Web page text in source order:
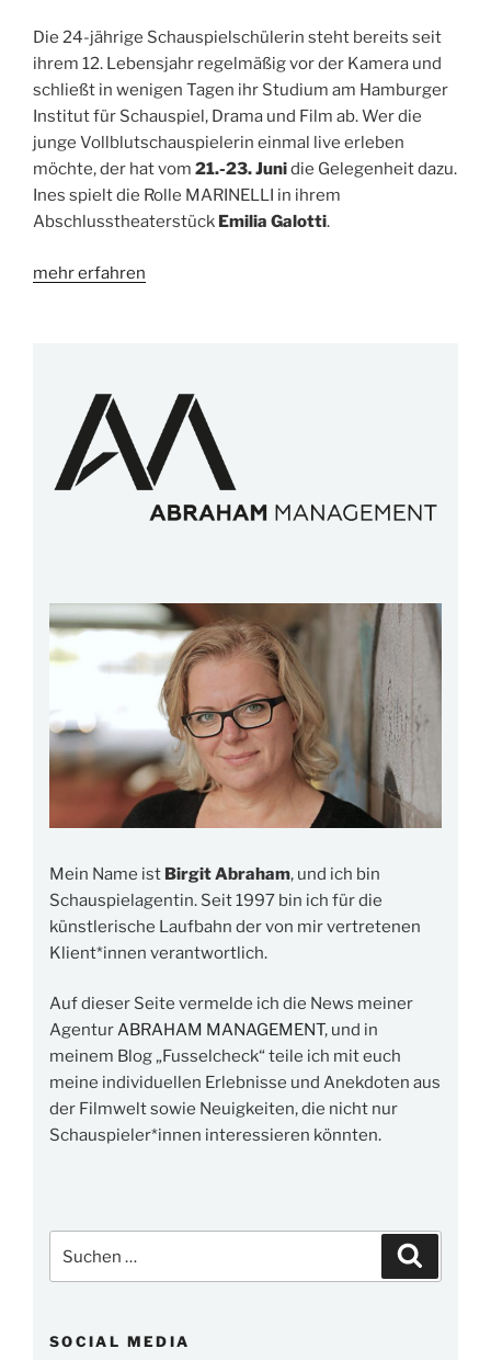
Die 24-jährige Schauspielschülerin steht bereits seit
ihrem 12. Lebensjahr regelmäßig vor der Kamera und
schließt in wenigen Tagen ihr Studium am Hamburger
Institut für Schauspiel, Drama und Film ab. Wer die
junge Vollblutschauspielerin einmal live erleben
möchte, der hat vom 21.-23. Junidie Gelegenheit dazu.
Ines spielt die Rolle MARINELLI in ihrem
Abschlusstheaterstück Emilia Galotti.
mehr erfahren
Mein Name ist Birgit Abraham, und ich bin
Schauspielagentin. Seit 1997 bin ich für die
künstlerische Laufbahn der von mir vertretenen
Klient*innen verantwortlich.
Auf dieser Seite vermelde ich die News meiner
AgenturABRAHAM MANAGEMENT, und in
meinem Blog „Fusselcheck“ teile ich mit euch
meine individuellen Erlebnisse und Anekdoten aus
der Filmwelt sowie Neuigkeiten, die nicht nur
Schauspieler*innen interessieren könnten.
nach:
SOCIAL MEDIA